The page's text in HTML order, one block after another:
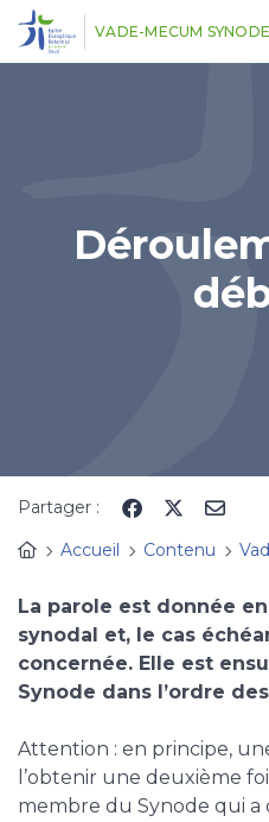
VADE-MECUM SYNODE
Partager :
Accueil
Contenu
La parole est donnée
synodal et, le cas
concernée. Elle est
Synode dans l’ordre
Attention : en principe,
l’obtenir une deuxième
membre du Synode qui a
Panneau de gestion des